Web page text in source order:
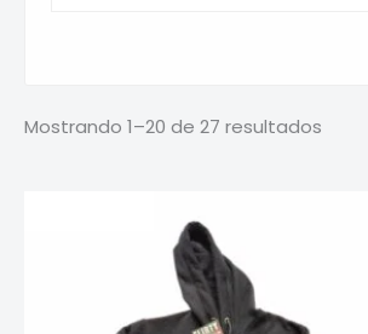
Mostrando 1–20 de 27 resultados